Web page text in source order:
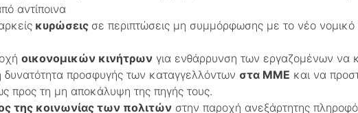
αντίποινα
κυρώσεις σε περιπτώσεις μη συμμόρφωσης με το νέο νομικό
οικονομικών κινήτρωνγια ενθάρρυνση των εργαζομένων να
προσφυγής των καταγγελλόντων στα ΜΜΕ και να
προς τη μη αποκάλυψη της πηγής τους.
της κοινωνίας των πολιτώνστην παροχή ανεξάρτητης